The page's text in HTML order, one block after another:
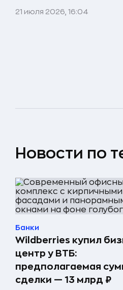
21 июля 2026, 16:04
Новости по
Банки
Wildberries купил
центр у ВТБ:
предполагаемая
сделки — 13 млрд ₽